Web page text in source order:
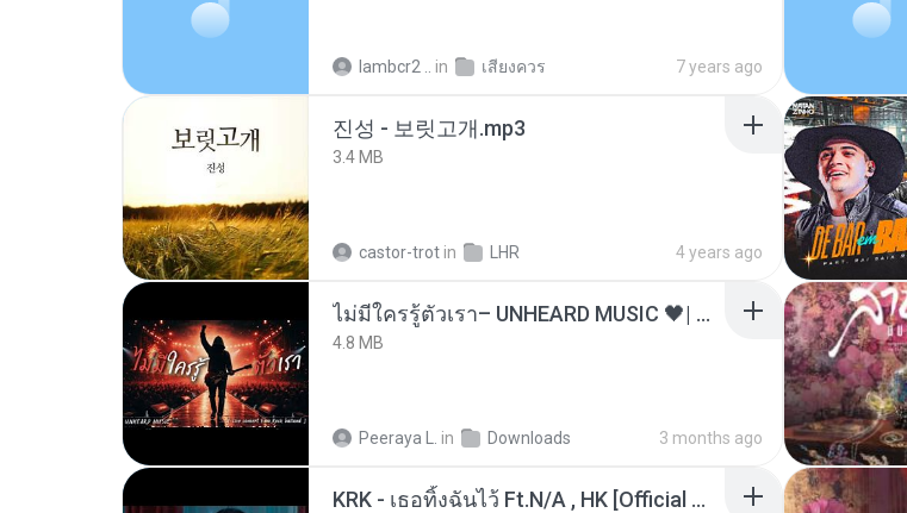
lambcr2 .. in เสียงควร 7 years ago
진성 - 보릿고개.mp3
3.4 MB
castor-trot in LHR 4 years ago
ไม่มีใครรู้ตัวเรา– UNHEARD MUSIC 🖤| Official Lyric Video | เพลงสู้ชีวิต
4.8 MB
Peeraya L. in Downloads 3 months ago
KRK - เธอทิ้งฉันไว้ Ft.N/A , HK [Official MV]